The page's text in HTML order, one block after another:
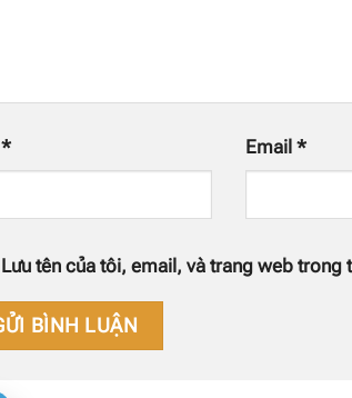
* Email *
Lưu tên của tôi, email, và trang web